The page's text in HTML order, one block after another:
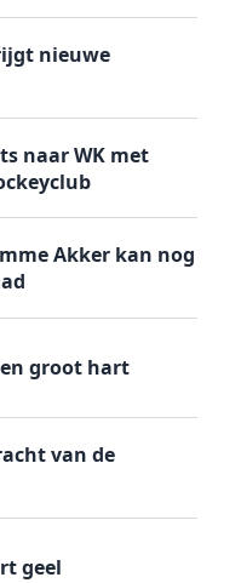
nieuwe
naar WK met
Akker kan nog
groot hart
van de
geel